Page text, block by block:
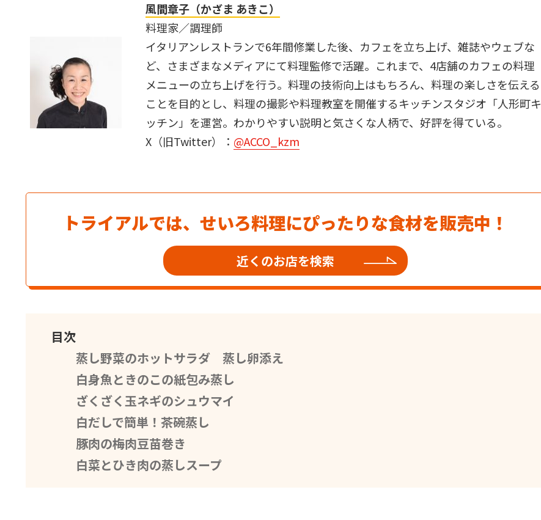
風間章子（かざま あきこ）
料理家／調理師
イタリアンレストランで6年間修業した後、カフェを立ち上げ、雑誌やウェブな
ど、さまざまなメディアにて料理監修で活躍。これまで、4店舗のカフェの料理
メニューの立ち上げを行う。料理の技術向上はもちろん、料理の楽しさを伝える
ことを目的とし、料理の撮影や料理教室を開催するキッチンスタジオ「人形町キ
ッチン」を運営。わかりやすい説明と気さくな人柄で、好評を得ている。
X（旧Twitter）： @ACCO_kzm
トライアルでは、せいろ料理にぴったりな食材を販売中！
近くのお店を検索
目次
蒸し野菜のホットサラダ 蒸し卵添え
白身魚ときのこの紙包み蒸し
ざくざく玉ネギのシュウマイ
白だしで簡単！茶碗蒸し
豚肉の梅肉豆苗巻き
白菜とひき肉の蒸しスープ